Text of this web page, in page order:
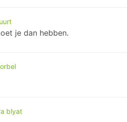
je dan hebben.
blyat